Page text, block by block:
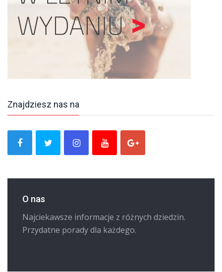
Znajdziesz nas na
O nas
Najciekawsze informacje z różnych dziedzin.
Przydatne porady dla każdego.